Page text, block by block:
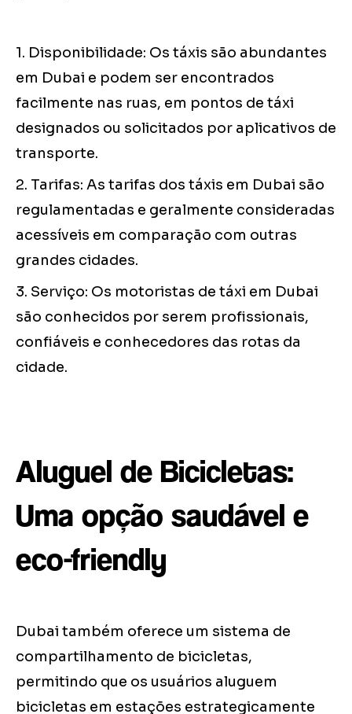
1. Disponibilidade: Os táxis são abundantes
em Dubai e podem ser encontrados
facilmente nas ruas, em pontos de táxi
designados ou solicitados por aplicativos de
transporte.
2. Tarifas: As tarifas dos táxis em Dubai são
regulamentadas e geralmente consideradas
acessíveis em comparação com outras
grandes cidades.
3. Serviço: Os motoristas de táxi em Dubai
são conhecidos por serem profissionais,
confiáveis e conhecedores das rotas da
cidade.
Aluguel de Bicicletas:
Uma opção saudável e
eco-friendly
Dubai também oferece um sistema de
compartilhamento de bicicletas,
permitindo que os usuários aluguem
bicicletas em estações estrategicamente